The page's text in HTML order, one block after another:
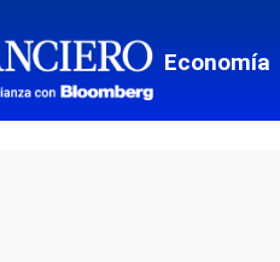
Economía